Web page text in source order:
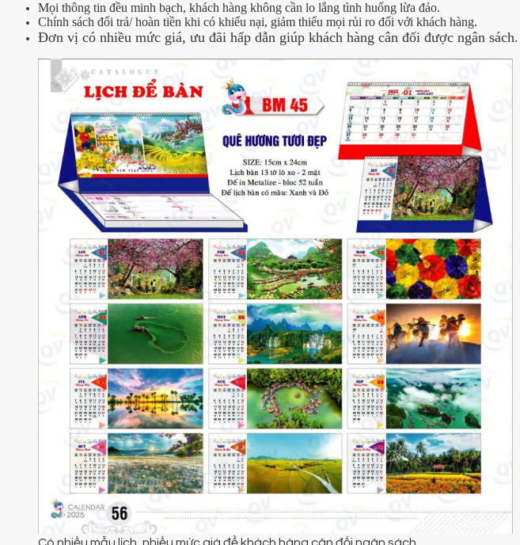
Mọi thông tin đều minh bạch, khách hàng không cần lo lắng tình huống lừa đảo.
Chính sách đổi trả/ hoàn tiền khi có khiếu nại, giảm thiểu mọi rủi ro đối với khách hàng.
Đơn vị có nhiều mức giá, ưu đãi hấp dẫn giúp khách hàng cân đối được ngân sách.